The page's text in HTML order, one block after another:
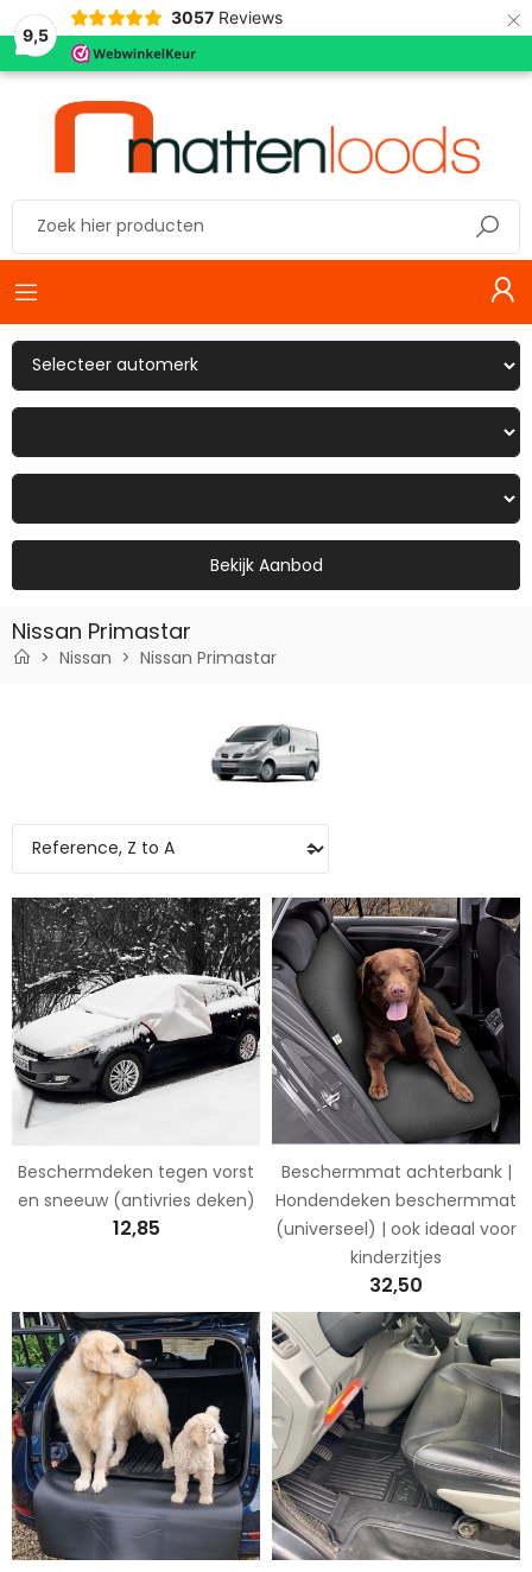
9,5
3057 Reviews ×
Bekijk Aanbod
Nissan Primastar
Nissan Nissan Primastar
Beschermdeken tegen vorst
en sneeuw (antivries deken)
12,85
Beschermmat achterbank |
Hondendeken beschermmat
(universeel) | ook ideaal voor
kinderzitjes
32,50